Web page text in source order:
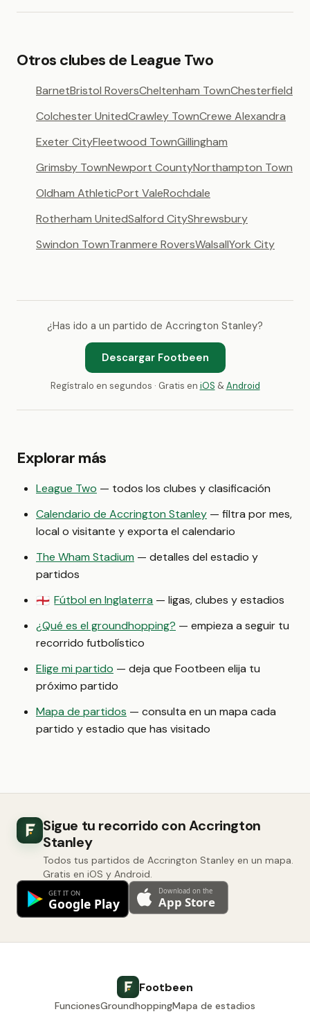
Otros clubes de League Two
BarnetBristol RoversCheltenham TownChesterfield
Colchester UnitedCrawley TownCrewe Alexandra
Exeter CityFleetwood TownGillingham
Grimsby TownNewport CountyNorthampton Town
Oldham AthleticPort ValeRochdale
Rotherham UnitedSalford CityShrewsbury
Swindon TownTranmere RoversWalsallYork City
¿Has ido a un partido de Accrington Stanley?
Descargar Footbeen
Regístralo en segundos · Gratis en iOS &Android
Explorar más
League Two — todos los clubes y clasificación
Calendario de Accrington Stanley — filtra por mes,
local o visitante y exporta el calendario
The Wham Stadium — detalles del estadio y
partidos
🏴󠁧󠁢󠁥󠁮󠁧󠁿 Fútbol en Inglaterra — ligas, clubes y estadios
¿Qué es el groundhopping? — empieza a seguir tu
recorrido futbolístico
Elige mi partido — deja que Footbeen elija tu
próximo partido
Mapa de partidos — consulta en un mapa cada
partido y estadio que has visitado
Sigue tu recorrido con Accrington
Stanley
Todos tus partidos de Accrington Stanley en un mapa.
Gratis en iOS y Android.
Footbeen
FuncionesGroundhoppingMapa de estadios